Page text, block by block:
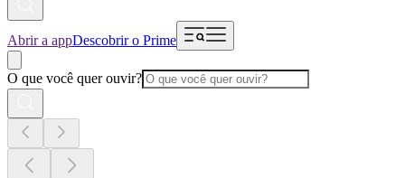
Abrir a appDescobrir o Prime
O que você quer ouvir?